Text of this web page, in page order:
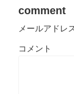
comment
メールアドレ
コメント